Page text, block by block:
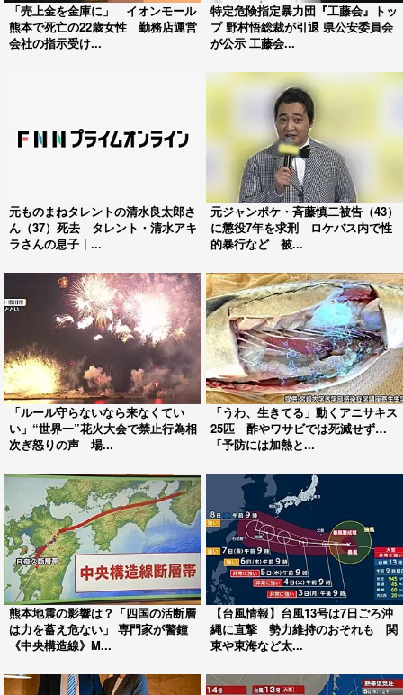
「売上金を金庫に」 イオンモール
熊本で死亡の22歳女性 勤務店運営
会社の指示受け...
特定危険指定暴力団『工藤会』トッ
プ 野村悟総裁が引退 県公安委員会
が公示 工藤会...
元ものまねタレントの清水良太郎さ
ん（37）死去 タレント・清水アキ
ラさんの息子｜...
元ジャンポケ・斉藤慎二被告（43）
に懲役7年を求刑 ロケバス内で性
的暴行など 被...
「ルール守らないなら来なくてい
い」“世界一”花火大会で禁止行為相
次ぎ怒りの声 場...
「うわ、生きてる」動くアニサキス
25匹 酢やワサビでは死滅せず…
「予防には加熱と...
熊本地震の影響は？「四国の活断層
は力を蓄え危ない」 専門家が警鐘
《中央構造線》M...
【台風情報】台風13号は7日ごろ沖
縄に直撃 勢力維持のおそれも 関
東や東海など太...